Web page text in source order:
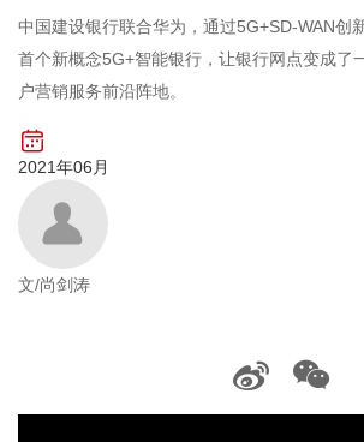
中国建设银行联合华为，通过5G+SD-WAN创
首个新概念5G+智能银行，让银行网点变成了
户营销服务前沿阵地。
2021年06月
文/尚剑涛